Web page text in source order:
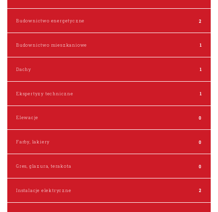
Budownictwo energetyczne 2
Budownictwo mieszkaniowe 1
Dachy 1
Ekspertyzy techniczne 1
Elewacje 0
Farby, lakiery 0
Gres, glazura, terakota 0
Instalacje elektryczne 2